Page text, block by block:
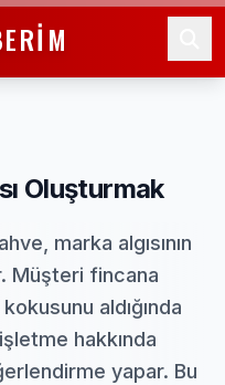
Oluşturmak
marka algısının
Müşteri fincana
aldığında
hakkında
yapar. Bu